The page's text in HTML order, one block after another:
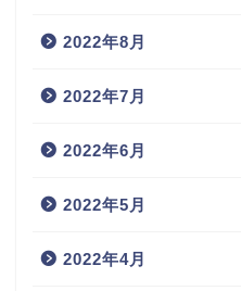
2022年8月
2022年7月
2022年6月
2022年5月
2022年4月